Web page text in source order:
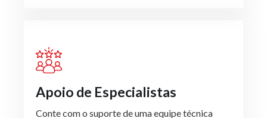
Apoio de Especialistas
Conte com o suporte de uma equipe técnica